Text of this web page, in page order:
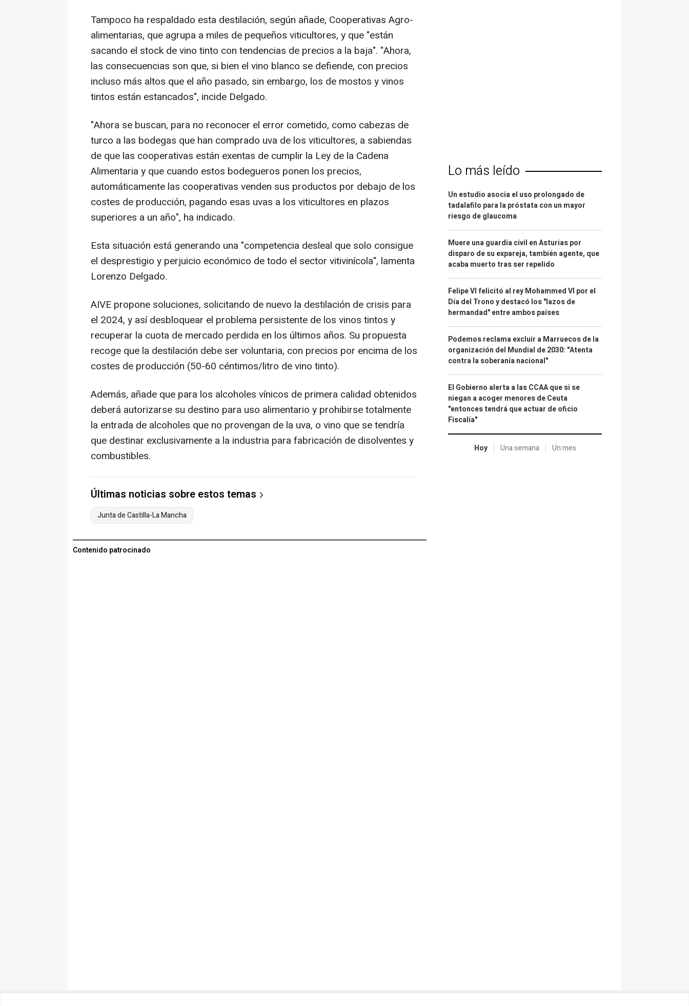
Tampoco ha respaldado esta destilación, según añade, Cooperativas Agro-
alimentarias, que agrupa a miles de pequeños viticultores, y que "están
sacando el stock de vino tinto con tendencias de precios a la baja". "Ahora,
las consecuencias son que, si bien el vino blanco se defiende, con precios
incluso más altos que el año pasado, sin embargo, los de mostos y vinos
tintos están estancados", incide Delgado.
"Ahora se buscan, para no reconocer el error cometido, como cabezas de
turco a las bodegas que han comprado uva de los viticultores, a sabiendas
de que las cooperativas están exentas de cumplir la Ley de la Cadena
Alimentaria y que cuando estos bodegueros ponen los precios,
automáticamente las cooperativas venden sus productos por debajo de los
costes de producción, pagando esas uvas a los viticultores en plazos
superiores a un año", ha indicado.
Esta situación está generando una "competencia desleal que solo consigue
el desprestigio y perjuicio económico de todo el sector vitivinícola", lamenta
Lorenzo Delgado.
AIVE propone soluciones, solicitando de nuevo la destilación de crisis para
el 2024, y así desbloquear el problema persistente de los vinos tintos y
recuperar la cuota de mercado perdida en los últimos años. Su propuesta
recoge que la destilación debe ser voluntaria, con precios por encima de los
costes de producción (50-60 céntimos/litro de vino tinto).
Además, añade que para los alcoholes vínicos de primera calidad obtenidos
deberá autorizarse su destino para uso alimentario y prohibirse totalmente
la entrada de alcoholes que no provengan de la uva, o vino que se tendría
que destinar exclusivamente a la industria para fabricación de disolventes y
combustibles.
Últimas noticias sobre estos temas
Junta de Castilla-La Mancha
Contenido patrocinado
Lo más leído
Un estudio asocia el uso prolongado de
tadalafilo para la próstata con un mayor
riesgo de glaucoma
Muere una guardia civil en Asturias por
disparo de su expareja, también agente, que
acaba muerto tras ser repelido
Felipe VI felicitó al rey Mohammed VI por el
Día del Trono y destacó los "lazos de
hermandad" entre ambos países
Podemos reclama excluir a Marruecos de la
organización del Mundial de 2030: "Atenta
contra la soberanía nacional"
El Gobierno alerta a las CCAA que si se
niegan a acoger menores de Ceuta
"entonces tendrá que actuar de oficio
Fiscalía"
Hoy Una semana Un mes